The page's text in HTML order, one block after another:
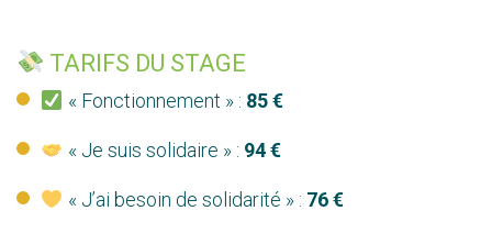
TARIFS DU STAGE
« Fonctionnement » : 85 €
« Je suis solidaire » : 94 €
« J’ai besoin de solidarité » : 76 €